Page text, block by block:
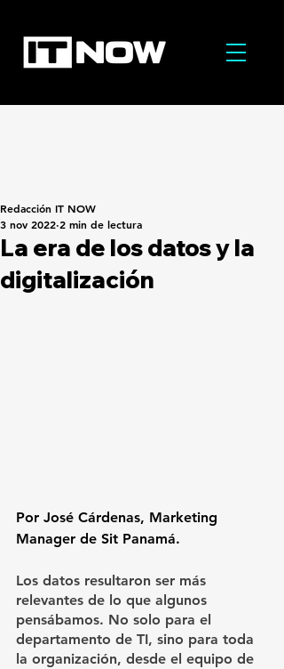
La era de los datos y la
digitalización
Redacción IT NOW
3 nov 2022 2 min de lectura
Por José Cárdenas, Marketing
Manager de Sit Panamá.
Los datos resultaron ser más
relevantes de lo que algunos
pensábamos. No solo para el
departamento de TI, sino para toda
la organización, desde el equipo de